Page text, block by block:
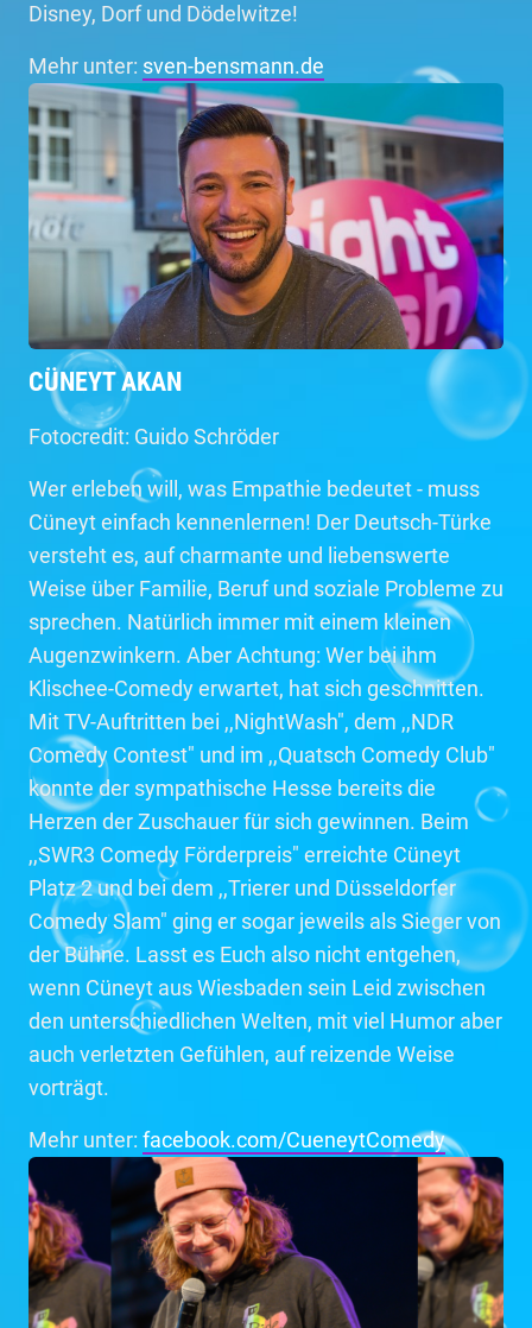
Disney, Dorf und Dödelwitze!
Mehr unter: sven-bensmann.de
CÜNEYT AKAN
Fotocredit: Guido Schröder
Wer erleben will, was Empathie bedeutet - muss
Cüneyt einfach kennenlernen! Der Deutsch-Türke
versteht es, auf charmante und liebenswerte
Weise über Familie, Beruf und soziale Probleme zu
sprechen. Natürlich immer mit einem kleinen
Augenzwinkern. Aber Achtung: Wer bei ihm
Klischee-Comedy erwartet, hat sich geschnitten.
Mit TV-Auftritten bei ,,NightWash", dem ,,NDR
Comedy Contest" und im ,,Quatsch Comedy Club"
konnte der sympathische Hesse bereits die
Herzen der Zuschauer für sich gewinnen. Beim
,,SWR3 Comedy Förderpreis" erreichte Cüneyt
Platz 2 und bei dem ,,Trierer und Düsseldorfer
Comedy Slam" ging er sogar jeweils als Sieger von
der Bühne. Lasst es Euch also nicht entgehen,
wenn Cüneyt aus Wiesbaden sein Leid zwischen
den unterschiedlichen Welten, mit viel Humor aber
auch verletzten Gefühlen, auf reizende Weise
vorträgt.
Mehr unter: facebook.com/CueneytComedy